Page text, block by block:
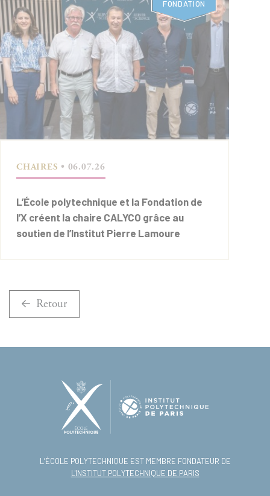
FONDATION
CHAIRES • 06.07.26
L’École polytechnique et la Fondation de
l’X créent la chaire CALYCO grâce au
soutien de l’Institut Pierre Lamoure
Retour
L’ÉCOLE POLYTECHNIQUE EST MEMBRE FONDATEUR DE
L'INSTITUT POLYTECHNIQUE DE PARIS